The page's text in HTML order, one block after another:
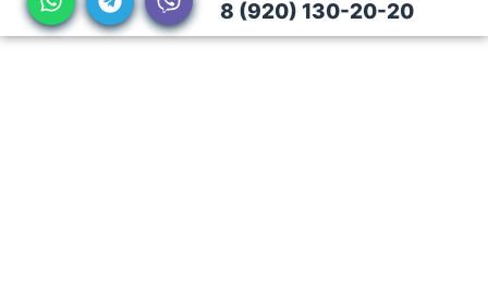
8 (920) 130-20-20